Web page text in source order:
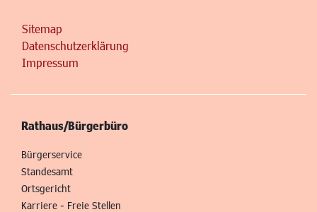
Sitemap
Datenschutzerklärung
Impressum
Rathaus/Bürgerbüro
Bürgerservice
Standesamt
Ortsgericht
Karriere - Freie Stellen